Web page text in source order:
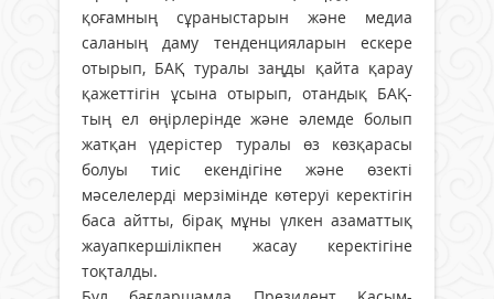
қоғамның сұраныстарын және медиа
саланың даму тенденцияларын ескере
отырып, БАҚ туралы заңды қайта қарау
қажеттігін ұсына отырып, отандық БАҚ-
тың ел өңірлерінде және әлемде болып
жатқан үдерістер туралы өз көзқарасы
болуы тиіс екендігіне және өзекті
мәселелерді мерзімінде көтеруі керектігін
баса айтты, бірақ мұны үлкен азаматтық
жауапкершілікпен жасау керектігіне
тоқталды.